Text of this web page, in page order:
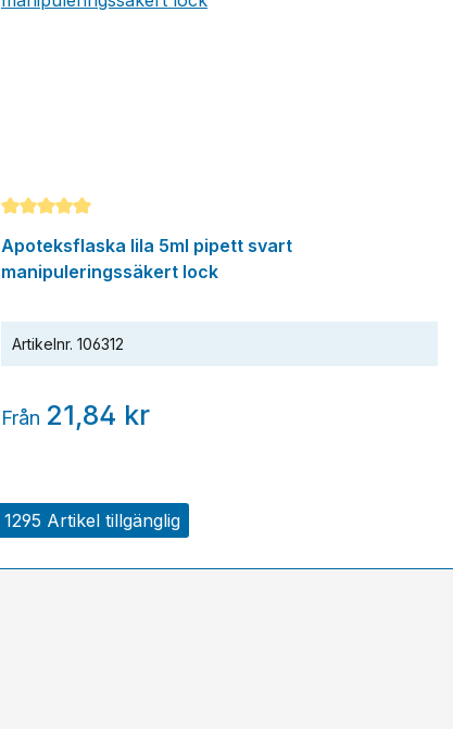
1295 Artikel tillgänglig
Genomsnittligt betyg på 5 av 5 stjärnor
Apoteksflaska lila 5ml pipett svart
manipuleringssäkert lock
Artikelnr. 106312
Från 21,84 kr